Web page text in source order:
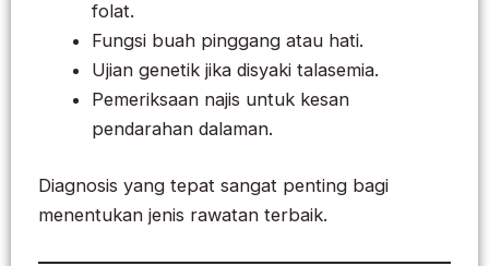
folat.
Fungsi buah pinggang atau hati.
Ujian genetik jika disyaki talasemia.
Pemeriksaan najis untuk kesan
pendarahan dalaman.
Diagnosis yang tepat sangat penting bagi
menentukan jenis rawatan terbaik.